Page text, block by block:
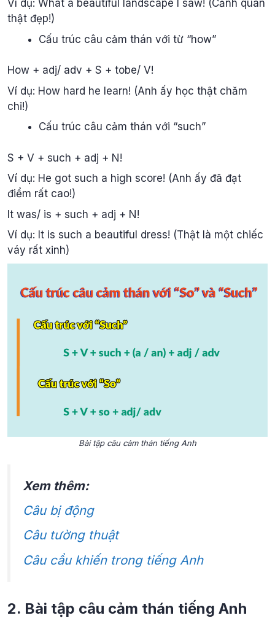
Ví dụ: What a beautiful landscape I saw! (Cảnh quan
thật đẹp!)
Cấu trúc câu cảm thán với từ “how”
How + adj/ adv + S + tobe/ V!
Ví dụ: How hard he learn! (Anh ấy học thật chăm
chỉ!)
Cấu trúc câu cảm thán với “such”
S + V + such + adj + N!
Ví dụ: He got such a high score! (Anh ấy đã đạt
điểm rất cao!)
It was/ is + such + adj + N!
Ví dụ: It is such a beautiful dress! (Thật là một chiếc
váy rất xinh)
Bài tập câu cảm thán tiếng Anh
Xem thêm:
Câu bị động
Câu tường thuật
Câu cầu khiến trong tiếng Anh
2. Bài tập câu cảm thán tiếng Anh